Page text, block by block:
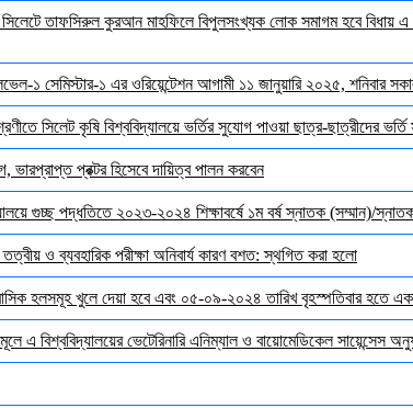
তাফসিরুল কুরআন মাহফিলে বিপুলসংখ্যক লোক সমাগম হবে বিধায় এ
১ সেমিস্টার-১ এর ওরিয়েন্টেশন আগামী ১১ জানুয়ারি ২০২৫, শনিবার
সিলেট কৃষি বিশ্ববিদ্যালয়ে ভর্তির সুযোগ পাওয়া ছাত্র-ছাত্রীদের
প্রক্টর হিসেবে দায়িত্ব পালন করবেন
গুচ্ছ পদ্ধতিতে ২০২৩-২০২৪ শিক্ষাবর্ষে ১ম বর্ষ স্নাতক (সম্মান)/
ও ব্যবহারিক পরীক্ষা অনিবার্য কারণ বশত: স্থগিত করা হলো
হলসমূহ খুলে দেয়া হবে এবং ০৫-০৯-২০২৪ তারিখ বৃহস্পতিবার হতে
এ বিশ্ববিদ্যালয়ের ভেটেরিনারি এনিম্যাল ও বায়োমেডিকেল